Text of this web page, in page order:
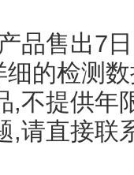
品售出7
的检测
,不提供年
,请直接联